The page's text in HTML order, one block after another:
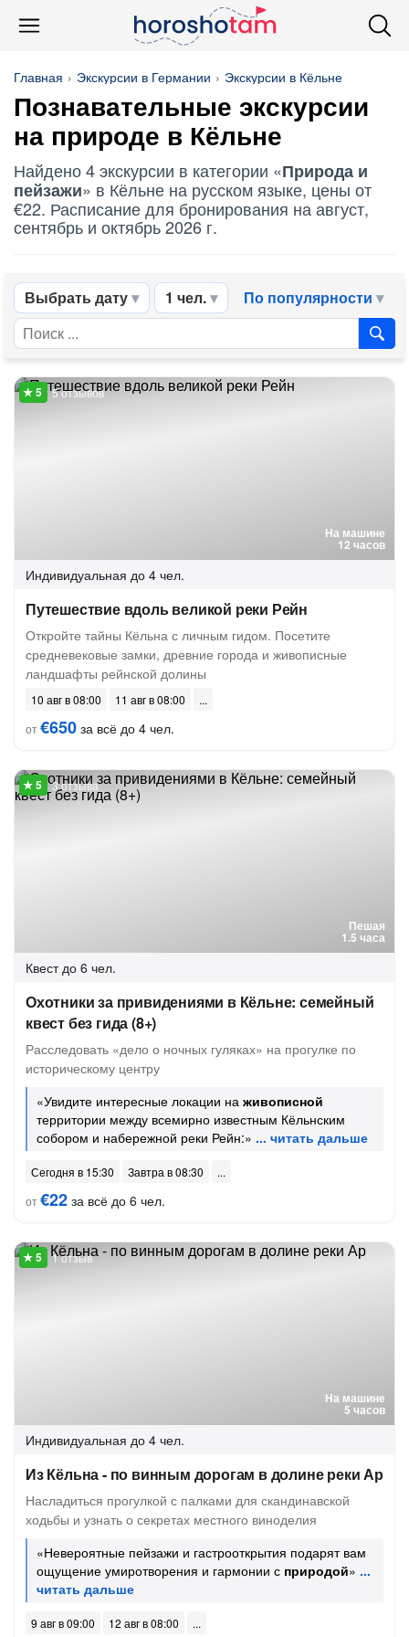
Главная Экскурсии в Германии Экскурсии в Кёльне
Познавательные экскурсии
на природе в Кёльне
Найдено 4 экскурсии в категории «Природа и
пейзажи» в Кёльне на русском языке, цены от
€22. Расписание для бронирования на август,
сентябрь и октябрь 2026 г.
Выбрать дату 1 чел. По популярности
На машине
12 часов
5 отзывов
Индивидуальная до 4 чел.
Путешествие вдоль великой реки Рейн
Откройте тайны Кёльна с личным гидом. Посетите
средневековые замки, древние города и живописные
ландшафты рейнской долины
10 авг в 08:00
11 авг в 08:00
от€650 за всё до 4 чел.
Пешая
1.5 часа
3 отзыва
Квест до 6 чел.
Охотники за привидениями в Кёльне: семейный
квест без гида (8+)
Расследовать «дело о ночных гуляках» на прогулке по
историческому центру
«Увидите интересные локации на живописной
территории между всемирно известным Кёльнским
собором и набережной реки Рейн:»
Сегодня в 15:30
Завтра в 08:30
от€22 за всё до 6 чел.
На машине
5 часов
1 отзыв
Индивидуальная до 4 чел.
Из Кёльна - по винным дорогам в долине реки Ар
Насладиться прогулкой с палками для скандинавской
ходьбы и узнать о секретах местного виноделия
«Невероятные пейзажи и гастрооткрытия подарят вам
ощущение умиротворения и гармонии с природой»
9 авг в 09:00 12 авг в 08:00